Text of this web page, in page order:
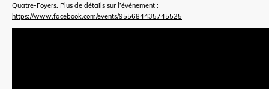
Quatre-Foyers. Plus de détails sur l’événement :
https://www.facebook.com/events/955684435745525